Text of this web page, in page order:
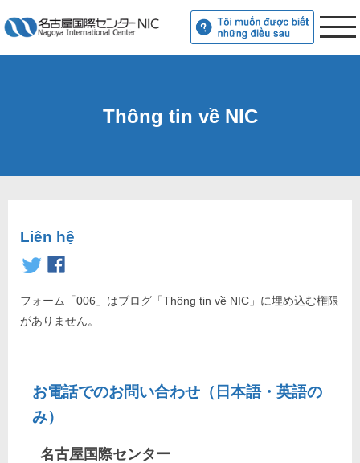
Thông tin về NIC
Liên hệ
フォーム「006」はブログ「Thông tin về NIC」に埋め込む権限
がありません。
お電話でのお問い合わせ（日本語・英語の
み）
名古屋国際センター